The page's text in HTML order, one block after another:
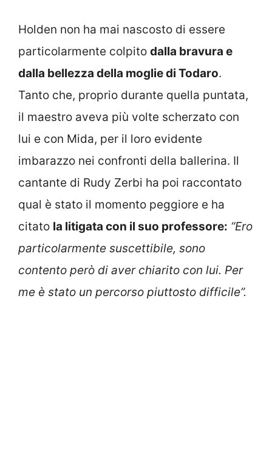
Holden non ha mai nascosto di essere
particolarmente colpito dalla bravura e
dalla bellezza della moglie di Todaro.
Tanto che, proprio durante quella puntata,
il maestro aveva più volte scherzato con
lui e con Mida, per il loro evidente
imbarazzo nei confronti della ballerina. Il
cantante di Rudy Zerbi ha poi raccontato
qual è stato il momento peggiore e ha
citato la litigata con il suo professore: “Ero
particolarmente suscettibile, sono
contento però di aver chiarito con lui. Per
me è stato un percorso piuttosto difficile”.